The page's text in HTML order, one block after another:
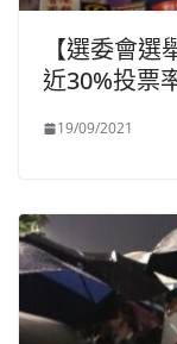
【選委會
近30%投票
19/09/2021